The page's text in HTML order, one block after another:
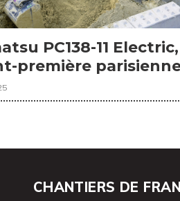
PC138-11 Electric,
première
CHANTIERS DE